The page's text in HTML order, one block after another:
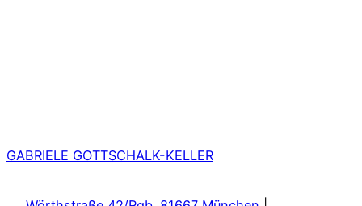
GABRIELE GOTTSCHALK-KELLER